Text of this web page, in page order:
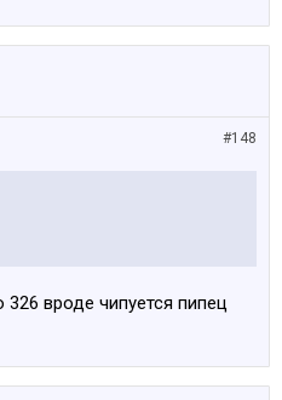
#148
вроде чипуется пипец